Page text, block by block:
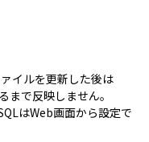
イルを更新した後は
まで反映しません。
はWeb画面から設定で